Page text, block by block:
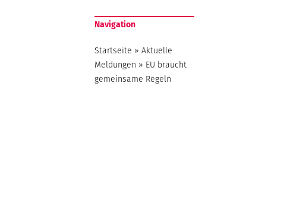
Navigation
Startseite »Aktuelle
Meldungen » EU braucht
gemeinsame Regeln